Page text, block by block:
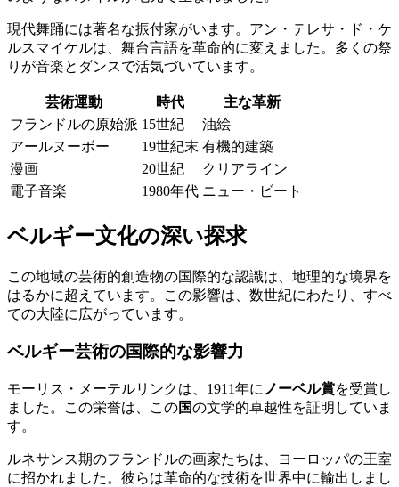
現代舞踊には著名な振付家がいます。アン・テレサ・ド・ケ
ルスマイケルは、舞台言語を革命的に変えました。多くの祭
りが音楽とダンスで活気づいています。
芸術運動 時代
主な革新
フランドルの原始派 15世紀
油絵
アールヌーボー
19世紀末 有機的建築
漫画
20世紀
クリアライン
電子音楽
1980年代 ニュー・ビート
ベルギー文化の深い探求
この地域の芸術的創造物の国際的な認識は、地理的な境界を
はるかに超えています。この影響は、数世紀にわたり、すべ
ての大陸に広がっています。
ベルギー芸術の国際的な影響力
モーリス・メーテルリンクは、1911年に ノーベル賞を受賞し
ました。この栄誉は、この国の文学的卓越性を証明していま
す。
ルネサンス期のフランドルの画家たちは、ヨーロッパの王室
に招かれました。彼らは革命的な技術を世界中に輸出しまし